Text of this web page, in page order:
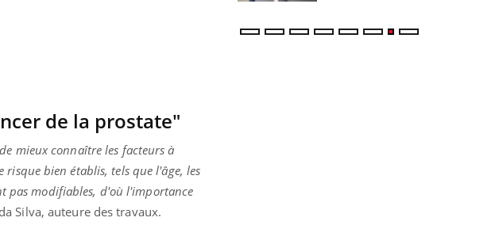
de la prostate"
mieux connaître les facteurs à
bien établis, tels que l'âge, les
pas modifiables, d'où l'importance
Silva, auteure des travaux.